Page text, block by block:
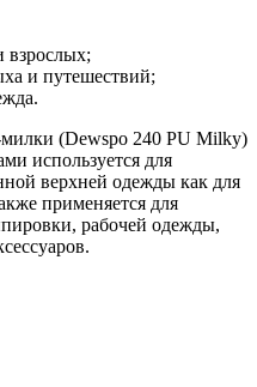
взрослых;
и путешествий;
(Dewspo 240 PU Milky)
используется для
верхней одежды как для
применяется для
рабочей одежды,